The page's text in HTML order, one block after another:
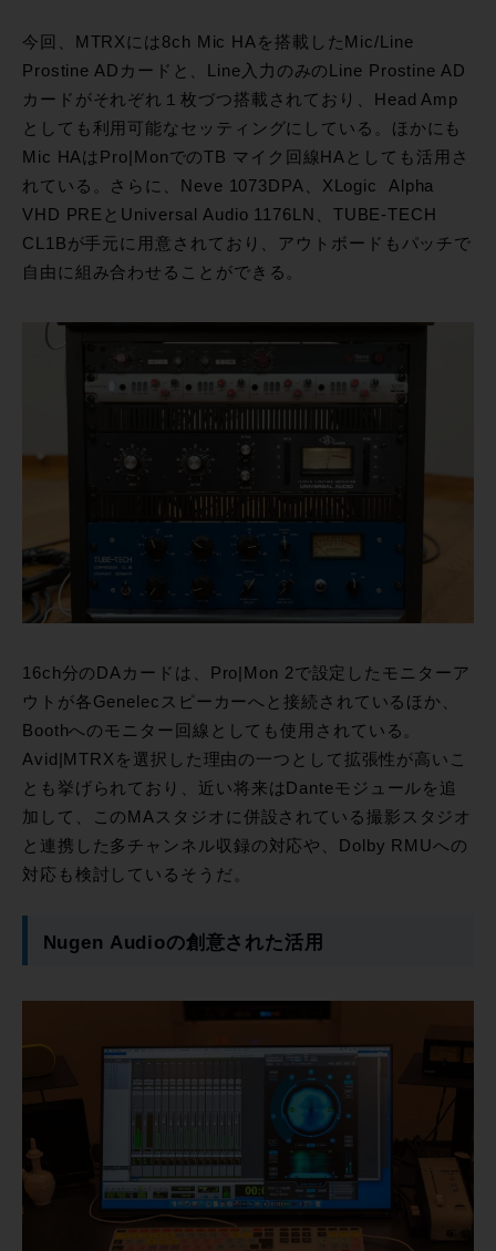
今回、MTRXには8ch Mic HAを搭載したMic/Line
Prostine ADカードと、Line入力のみのLine Prostine AD
カードがそれぞれ１枚づつ搭載されており、Head Amp
としても利用可能なセッティングにしている。ほかにも
Mic HAはPro|MonでのTB マイク回線HAとしても活用さ
れている。さらに、Neve 1073DPA、XLogic Alpha
VHD PREとUniversal Audio 1176LN、TUBE-TECH
CL1Bが手元に用意されており、アウトボードもパッチで
自由に組み合わせることができる。
16ch分のDAカードは、Pro|Mon 2で設定したモニターア
ウトが各Genelecスピーカーへと接続されているほか、
Boothへのモニター回線としても使用されている。
Avid|MTRXを選択した理由の一つとして拡張性が高いこ
とも挙げられており、近い将来はDanteモジュールを追
加して、このMAスタジオに併設されている撮影スタジオ
と連携した多チャンネル収録の対応や、Dolby RMUへの
対応も検討しているそうだ。
Nugen Audioの創意された活用